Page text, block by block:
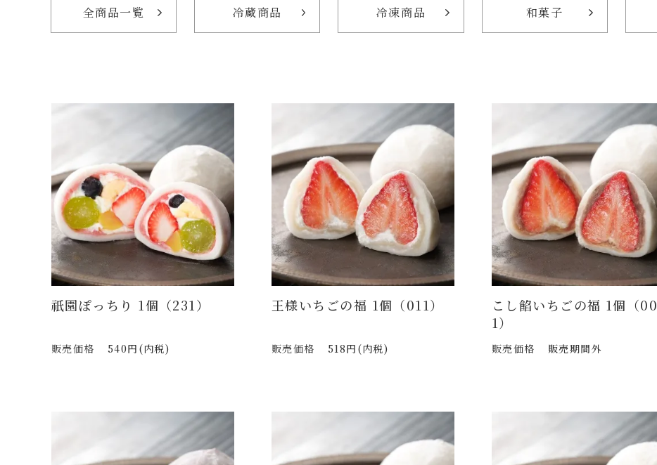
全商品一覧 冷蔵商品 冷凍商品 和菓子
祇園ぽっちり 1個（231）
販売価格 540円(内税)
王様いちごの福 1個（011）
販売価格 518円(内税)
こし餡いちごの福 1個（00
1）
販売価格 販売期間外